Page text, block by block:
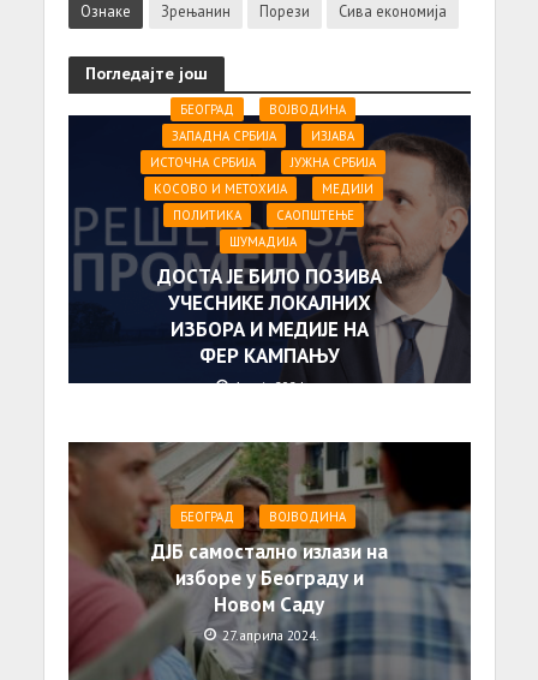
Ознаке Зрењанин Порези Сива економија
Погледајте још
БЕОГРАД
ВОЈВОДИНА
ЗАПАДНА СРБИЈА
ИЗЈАВА
ИСТОЧНА СРБИЈА
ЈУЖНА СРБИЈА
КОСОВО И МЕТОХИЈА
МЕДИЈИ
ПОЛИТИКА
САОПШТЕЊE
ШУМАДИЈА
ДОСТА ЈЕ БИЛО ПОЗИВА
УЧЕСНИКЕ ЛОКАЛНИХ
ИЗБОРА И МЕДИЈЕ НА
ФЕР КАМПАЊУ
1. маја 2024.
БЕОГРАД ВОЈВОДИНА
ДЈБ самостално излази на
изборе у Београду и
Новом Саду
27. априла 2024.